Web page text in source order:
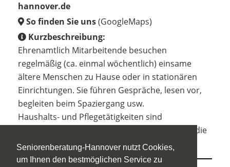
Seniorenberatung-Hannover nutzt Cookies,
um Ihnen den bestmöglichen Service zu
hannover.de
So finden Sie uns(GoogleMaps)
Kurzbeschreibung:
Ehrenamtlich Mitarbeitende besuchen
regelmäßig (ca. einmal wöchentlich) einsame
ältere Menschen zu Hause oder in stationären
Einrichtungen. Sie führen Gespräche, lesen vor,
begleiten beim Spaziergang usw.
Haushalts- und Pflegetätigkeiten sind
ausgeschlossen. Die Vermittlung erfolgt über die
Sozialarbeiterin im Diakonischen Werk.